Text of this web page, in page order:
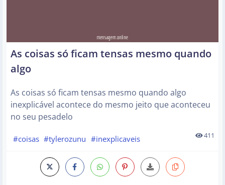
As coisas só ficam tensas mesmo quando
algo
As coisas só ficam tensas mesmo quando algo
inexplicável acontece do mesmo jeito que aconteceu
no seu pesadelo
#coisas #tylerozunu #inexplicaveis 411